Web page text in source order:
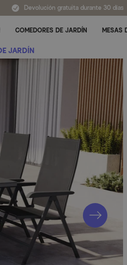
Devolución gratuita durante 30 días
COMEDORES DE JARDÍN MESAS
JARDÍN